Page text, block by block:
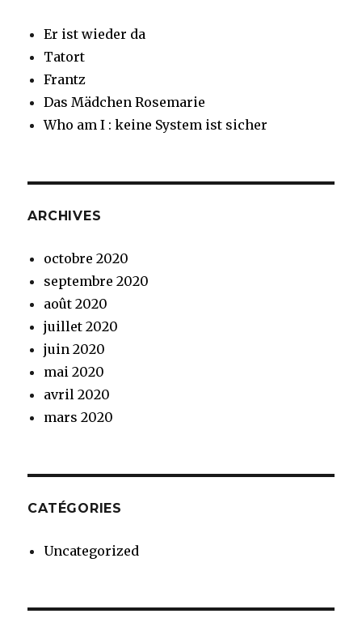
Er ist wieder da
Tatort
Frantz
Das Mädchen Rosemarie
Who am I : keine System ist sicher
ARCHIVES
octobre 2020
septembre 2020
août 2020
juillet 2020
juin 2020
mai 2020
avril 2020
mars 2020
CATÉGORIES
Uncategorized